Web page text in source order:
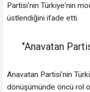
Partisi'nin Türkiye'nin
üstlendiğini ifade etti.
"Anavatan
Anavatan Partisi'nin
dönüşümünde öncü rol